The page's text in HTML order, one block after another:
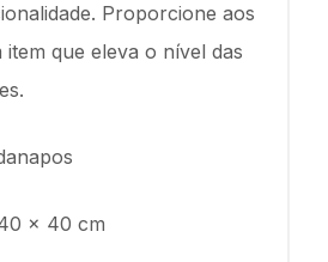
Proporcione aos
item que eleva o nível das
x 40 cm